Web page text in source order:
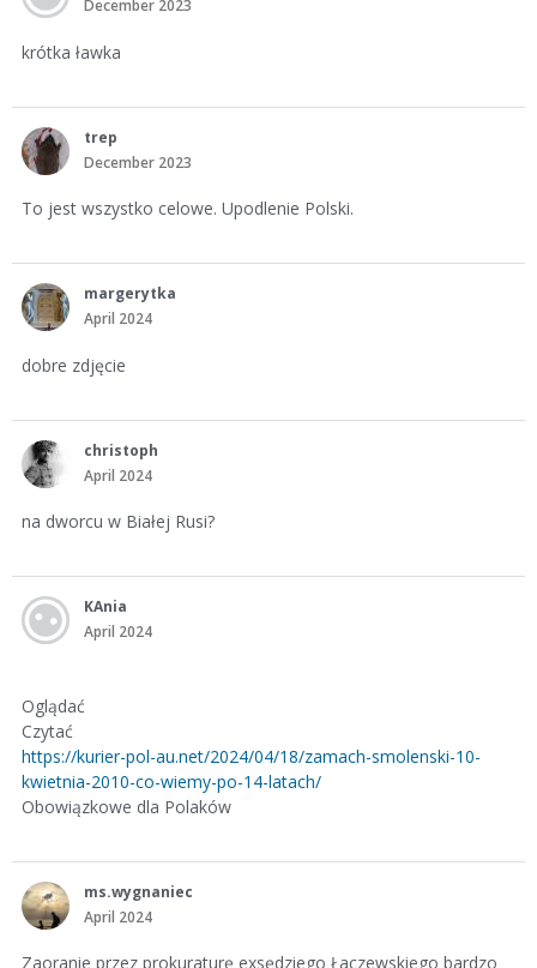
December 2023
krótka ławka
trep
December 2023
To jest wszystko celowe. Upodlenie Polski.
margerytka
April 2024
dobre zdjęcie
christoph
April 2024
na dworcu w Białej Rusi?
KAnia
April 2024
Oglądać
Czytać
https://kurier-pol-au.net/2024/04/18/zamach-smolenski-10-
kwietnia-2010-co-wiemy-po-14-latach/
Obowiązkowe dla Polaków
ms.wygnaniec
April 2024
Zaoranie przez prokuraturę exsędziego Łaczewskiego bardzo